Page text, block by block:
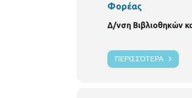
Φορέας
Δ/νση Βιβλιοθηκών
ΠΕΡΙΣΣΌΤΕΡΑ